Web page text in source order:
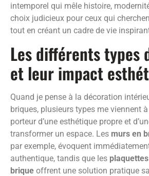
intemporel qui mêle histoire,
choix judicieux pour ceux qui
tout en créant un cadre de vie
Les différents types
et leur impact
Quand je pense à la décoration
briques, plusieurs types me viennent à
porteur d’une esthétique propre et
transformer un espace. Les murs en
par exemple, évoquent
authentique, tandis que les
brique offrent une solution pratique